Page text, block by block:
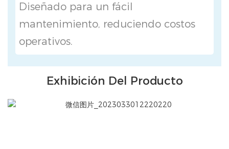
Diseñado para un fácil
mantenimiento, reduciendo costos
operativos.
Exhibición Del Producto